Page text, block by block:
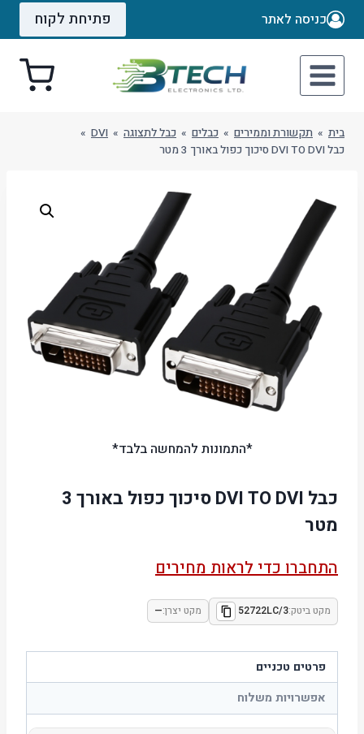
Skip
כניסה לאתר פתיחת לקוח
בית » תקשורת וממירים » כבלים » כבל לתצוגה »
DVI
»
כבל DVI TO DVI סיכוך כפול באורך 3 מטר
*התמונות להמחשה בלבד*
כבל DVI TO DVI סיכוך כפול באורך 3
מטר
התחברו כדי לראות מחירים
מקט ביטק:52722LC/3 מקט יצרן:—
פרטים טכניים
אפשרויות משלוח